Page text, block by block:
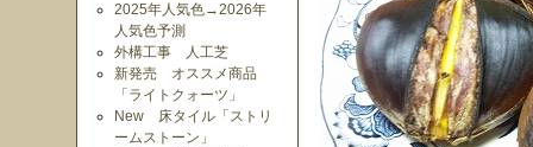
2025年人気色→2026年
人気色予測
外構工事 人工芝
新発売 オススメ商品
「ライトクォーツ」
New 床タイル「ストリ
ームストーン」